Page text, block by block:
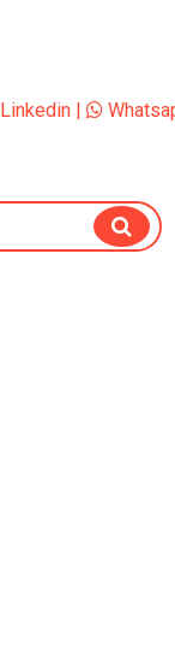
Linkedin |